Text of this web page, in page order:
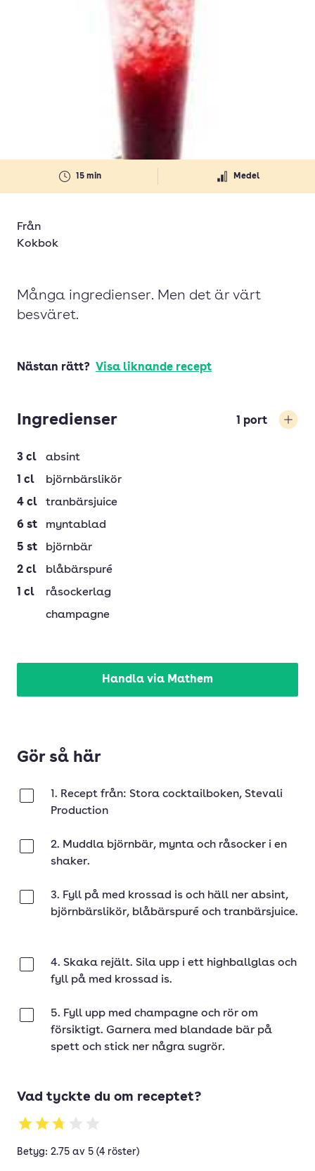
15 min Medel
Från
Kokbok
Många ingredienser. Men det är värt
besväret.
Nästan rätt? Visa liknande recept
Ingredienser 1 port
3 cl
absint
1 cl
björnbärslikör
4 cl
tranbärsjuice
6 st
myntablad
5 st
björnbär
2 cl
blåbärspuré
1 cl
råsockerlag
champagne
Handla via Mathem
Gör så här
1. Recept från: Stora cocktailboken, Stevali
Production
2. Muddla björnbär, mynta och råsocker i en
shaker.
3. Fyll på med krossad is och häll ner absint,
björnbärslikör, blåbärspuré och tranbärsjuice.
4. Skaka rejält. Sila upp i ett highballglas och
fyll på med krossad is.
5. Fyll upp med champagne och rör om
försiktigt. Garnera med blandade bär på
spett och stick ner några sugrör.
Vad tyckte du om receptet?
Betyg: 2.75 av 5 (4 röster)